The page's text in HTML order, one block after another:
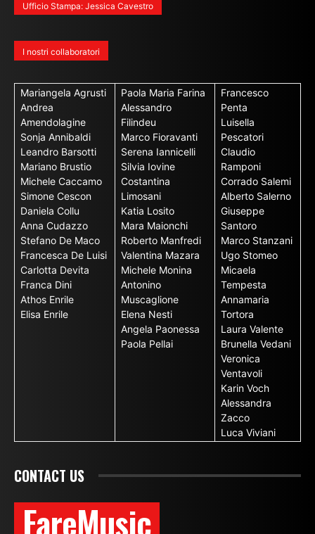
Ufficio Stampa: Jessica Cavestro
I nostri collaboratori
Mariangela Agrusti
Andrea
Amendolagine
Sonja Annibaldi
Leandro Barsotti
Mariano Brustio
Michele Caccamo
Simone Cescon
Daniela Collu
Anna Cudazzo
Stefano De Maco
Francesca De Luisi
Carlotta Devita
Franca Dini
Athos Enrile
Elisa Enrile
Paola Maria Farina
Alessandro
Filindeu
Marco Fioravanti
Serena Iannicelli
Silvia Iovine
Costantina
Limosani
Katia Losito
Mara Maionchi
Roberto Manfredi
Valentina Mazara
Michele Monina
Antonino
Muscaglione
Elena Nesti
Angela Paonessa
Paola Pellai
Francesco
Penta
Luisella
Pescatori
Claudio
Ramponi
Corrado Salemi
Alberto Salerno
Giuseppe
Santoro
Marco Stanzani
Ugo Stomeo
Micaela
Tempesta
Annamaria
Tortora
Laura Valente
Brunella Vedani
Veronica
Ventavoli
Karin Voch
Alessandra
Zacco
Luca Viviani
CONTACT US
FareMusic